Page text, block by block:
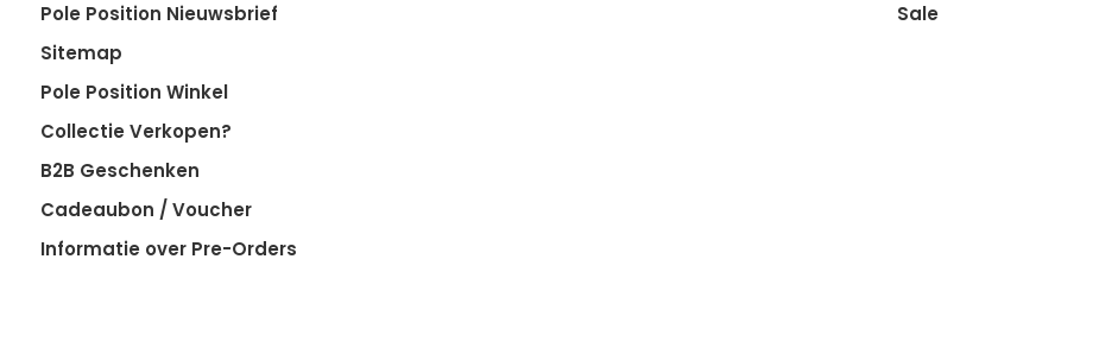
Pole Position Nieuwsbrief
Sitemap
Pole Position Winkel
Collectie Verkopen?
B2B Geschenken
Cadeaubon / Voucher
Informatie over Pre-Orders
Sale